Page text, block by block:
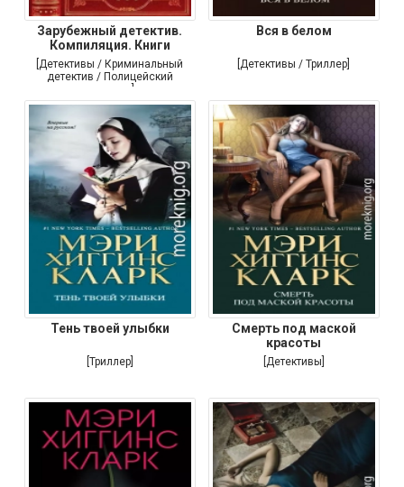
Зарубежный детектив.
Компиляция. Книги
[Детективы / Криминальный
детектив / Полицейский
детектив]
Вся в белом
[Детективы / Триллер]
Тень твоей улыбки
[Триллер]
Смерть под маской
красоты
[Детективы]